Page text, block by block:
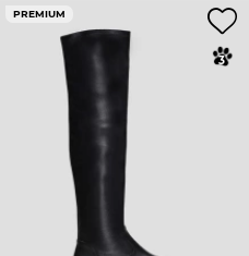
PREMIUM